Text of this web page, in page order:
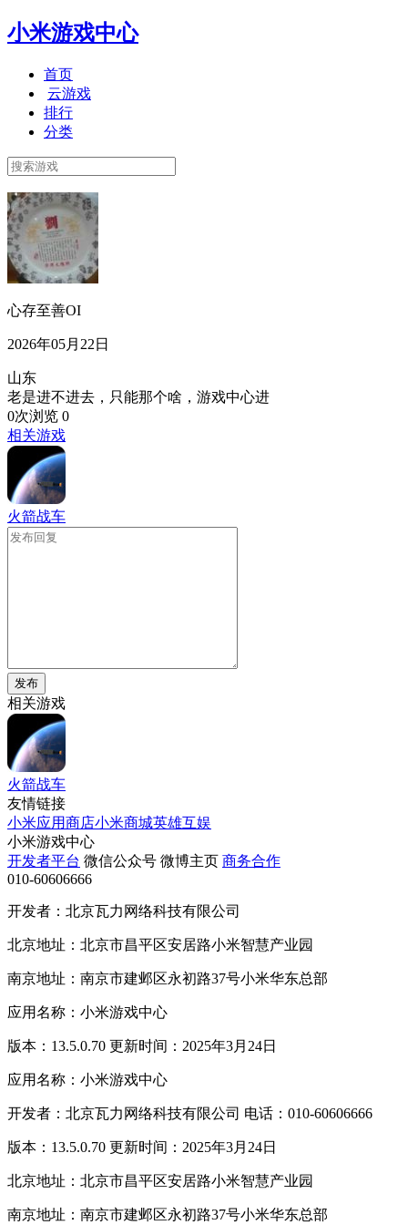
小米游戏中心
首页
云游戏
排行
分类
心存至善OI
2026年05月22日
山东
老是进不进去，只能那个啥，游戏中心进
0次浏览 0
相关游戏
火箭战车
发布
相关游戏
火箭战车
友情链接
小米应用商店小米商城英雄互娱
小米游戏中心
开发者平台 微信公众号 微博主页 商务合作
010-60606666
开发者：北京瓦力网络科技有限公司
北京地址：北京市昌平区安居路小米智慧产业园
南京地址：南京市建邺区永初路37号小米华东总部
应用名称：小米游戏中心
版本：13.5.0.70 更新时间：2025年3月24日
应用名称：小米游戏中心
开发者：北京瓦力网络科技有限公司 电话：010-60606666
版本：13.5.0.70 更新时间：2025年3月24日
北京地址：北京市昌平区安居路小米智慧产业园
南京地址：南京市建邺区永初路37号小米华东总部